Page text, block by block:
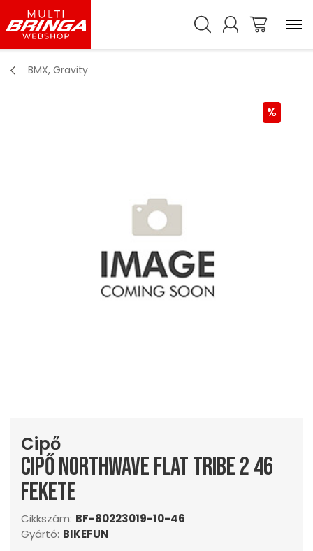
BMX, Gravity
Cipő
Cipő northwave flat tribe 2 46
fekete
Cikkszám: BF-80223019-10-46
Gyártó: BIKEFUN